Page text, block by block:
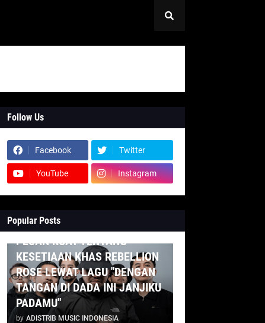
Follow Us
Facebook Twitter
YouTube Instagram
Popular Posts
INDONESIA
PESAN KUAT TENTANG
KESETIAAN KHAS REBELLION
ROSE LEWAT LAGU "DENGAN
TANGAN DI DADA INI JANJIKU
PADAMU"
by ADISTRIB MUSIC INDONESIA